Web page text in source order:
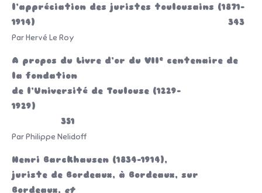
l’appréciation des juristes toulousains (1871-
1914) 343
Par Hervé Le Roy
A propos du Livre d’or du VIIe centenaire de
la fondation
de l’Université de Toulouse (1229-
1929)
351
Par Philippe Nelidoff
Henri Barckhausen (1834-1914),
juriste de Bordeaux, à Bordeaux, sur
Bordeaux, et